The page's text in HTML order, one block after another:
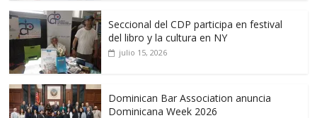
Seccional del CDP participa en festival
del libro y la cultura en NY
julio 15, 2026
Dominican Bar Association anuncia
Dominicana Week 2026